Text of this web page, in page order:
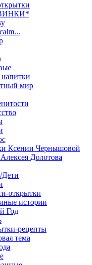
мир
Ксении Чернышовой
Долотова
открытки
истории
Год
рецепты
тема